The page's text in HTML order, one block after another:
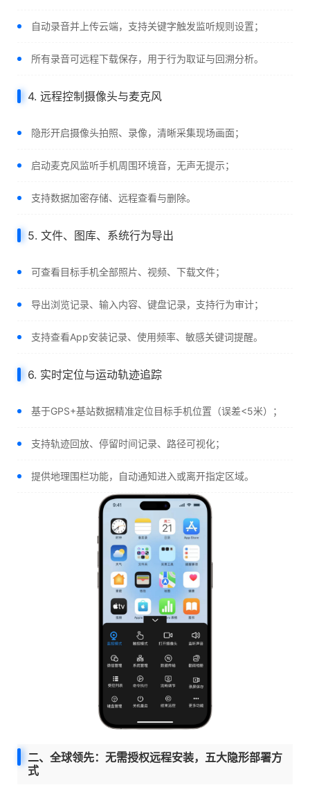
自动录音并上传云端，支持关键字触发监听规则设置；
所有录音可远程下载保存，用于行为取证与回溯分析。
4. 远程控制摄像头与麦克风
隐形开启摄像头拍照、录像，清晰采集现场画面；
启动麦克风监听手机周围环境音，无声无提示；
支持数据加密存储、远程查看与删除。
5. 文件、图库、系统行为导出
可查看目标手机全部照片、视频、下载文件；
导出浏览记录、输入内容、键盘记录，支持行为审计；
支持查看App安装记录、使用频率、敏感关键词提醒。
6. 实时定位与运动轨迹追踪
基于GPS+基站数据精准定位目标手机位置（误差<5米）；
支持轨迹回放、停留时间记录、路径可视化；
提供地理围栏功能，自动通知进入或离开指定区域。
二、全球领先：无需授权远程安装，五大隐形部署方
式